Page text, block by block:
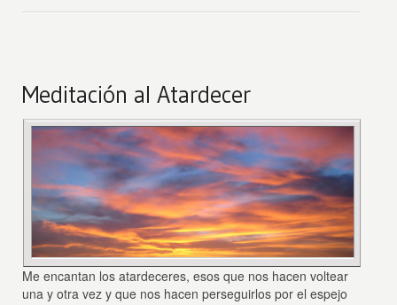
Meditación al Atardecer
Me encantan los atardeceres, esos que nos hacen voltear
una y otra vez y que nos hacen perseguirlos por el espejo